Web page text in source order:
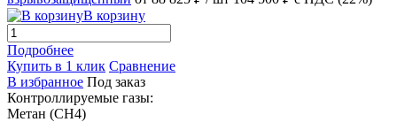
В корзину
Подробнее
Купить в 1 клик Сравнение
В избранное Под заказ
Контроллируемые газы:
Метан (CH4)